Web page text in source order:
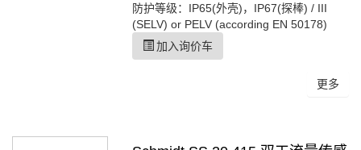
防护等级：IP65(外壳)，IP67(探棒) / III
(SELV) or PELV (according EN 50178)
加入询价车
更多